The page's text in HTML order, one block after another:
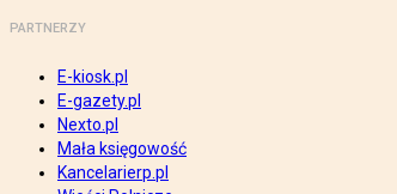
PARTNERZY
E-kiosk.pl
E-gazety.pl
Nexto.pl
Mała księgowość
Kancelarierp.pl